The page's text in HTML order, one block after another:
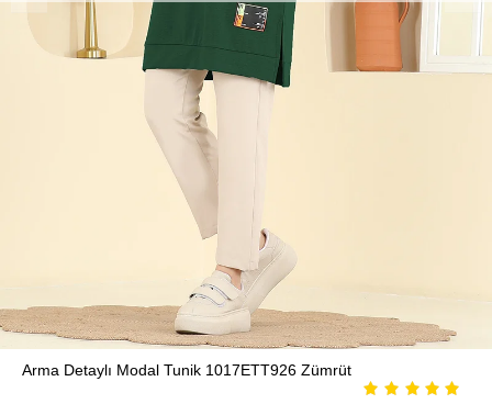
Arma Detaylı Modal Tunik 1017ETT926 Zümrüt